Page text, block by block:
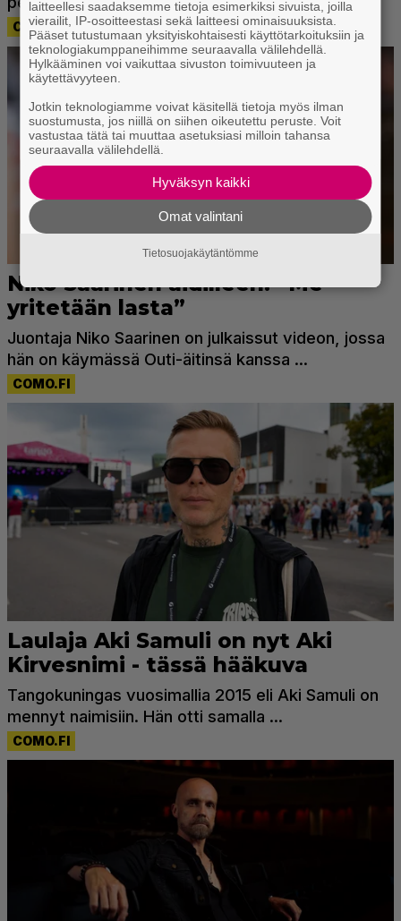
laitteellesi saadaksemme tietoja esimerkiksi sivuista, joilla
vierailit, IP-osoitteestasi sekä laitteesi ominaisuuksista.
Pääset tutustumaan yksityiskohtaisesti käyttötarkoituksiin ja
teknologiakumppaneihimme seuraavalla välilehdellä.
Hylkääminen voi vaikuttaa sivuston toimivuuteen ja
käytettävyyteen.
Jotkin teknologiamme voivat käsitellä tietoja myös ilman
suostumusta, jos niillä on siihen oikeutettu peruste. Voit
vastustaa tätä tai muuttaa asetuksiasi milloin tahansa
seuraavalla välilehdellä.
Hyväksyn kaikki
Omat valintani
Tietosuojakäytäntömme